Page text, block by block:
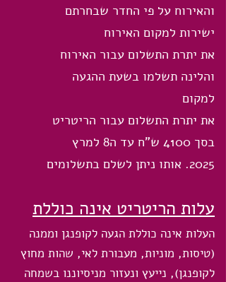
והאירוח על פי החדר שבחרתם
ישירות למקום האירוח
את יתרת התשלום עבור האירוח
והלינה תשלמו בשעת ההגעה
למקום
את יתרת התשלום עבור הריטריט
בסך 4100 ש"ח עד ה8 למרץ
2025. אותו ניתן לשלם בתשלומים
עלות הריטריט אינה כוללת
העלות אינה כוללת הגעה לקופנגן וממנה
(טיסות, מוניות, מעבורת לאי, שהות מחוץ
לקופנגן), נייעץ ונעזור מניסיוננו בשמחה